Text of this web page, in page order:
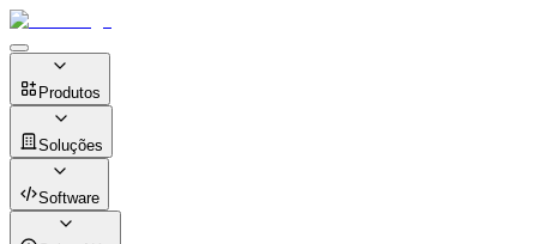
Produtos
Soluções
Software